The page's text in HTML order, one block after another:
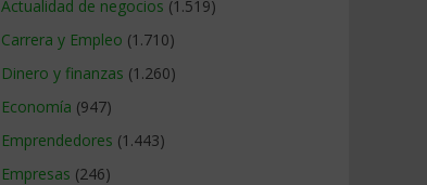
Actualidad de negocios (1.519)
Carrera y Empleo (1.710)
Dinero y finanzas (1.260)
Economía (947)
Emprendedores (1.443)
Empresas (246)